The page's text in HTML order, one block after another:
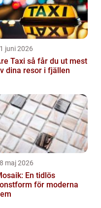
juni 2026
så får du ut mest
dina resor i fjällen
maj 2026
En tidlös
för moderna